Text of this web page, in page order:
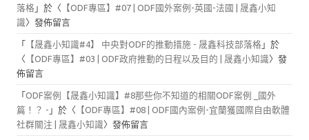
落格 」於〈 【ODF專區】#07 | ODF國外案例-英國-法國 | 晟鑫小知
識〉發佈留言
「 【晟鑫小知識#4】 中央對ODF的推動措施 - 晟鑫科技部落格 」於
〈 【ODF專區】#03 | ODF政府推動的日程以及目的 | 晟鑫小知識〉發
佈留言
「 ODF案例【晟鑫小知識】#8那些你不知道的相關ODF案例 _國外
篇！？ - 」於〈 【ODF專區】#08 | ODF國內案例-宜蘭獲國際自由軟體
社群關注 | 晟鑫小知識〉發佈留言